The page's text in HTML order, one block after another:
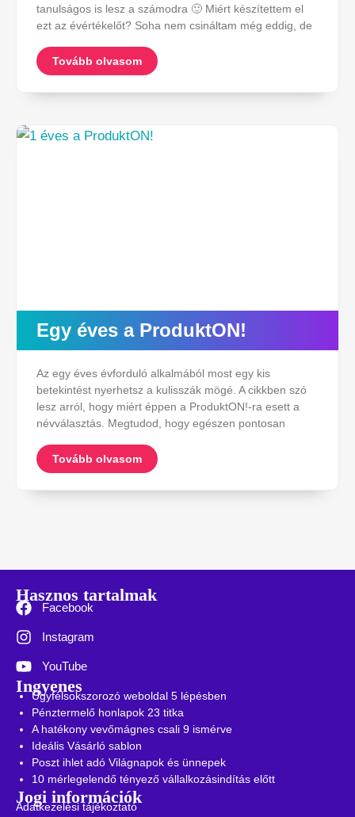
tanulságos is lesz a számodra 🙂 Miért készítettem el
ezt az évértékelőt? Soha nem csináltam még eddig, de
Tovább olvasom
Egy éves a ProduktON!
Az egy éves évforduló alkalmából most egy kis
betekintést nyerhetsz a kulisszák mögé. A cikkben szó
lesz arról, hogy miért éppen a ProduktON!-ra esett a
névválasztás. Megtudod, hogy egészen pontosan
Tovább olvasom
Hasznos tartalmak
Facebook
Instagram
YouTube
Ingyenes
Ügyfélsokszorozó weboldal 5 lépésben
Pénztermelő honlapok 23 titka
A hatékony vevőmágnes csali 9 ismérve
Ideális Vásárló sablon
Poszt ihlet adó Világnapok és ünnepek
10 mérlegelendő tényező vállalkozásindítás előtt
Jogi információk
Adatkezelési tájékoztató